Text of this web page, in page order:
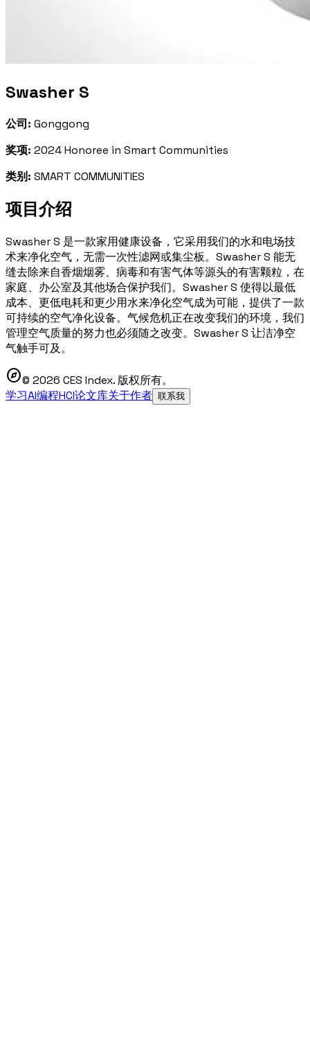
Swasher S
公司: Gonggong
奖项: 2024 Honoree in Smart Communities
类别: SMART COMMUNITIES
项目介绍
Swasher S 是一款家用健康设备，它采用我们的水和电场技
术来净化空气，无需一次性滤网或集尘板。Swasher S 能无
缝去除来自香烟烟雾、病毒和有害气体等源头的有害颗粒，在
家庭、办公室及其他场合保护我们。Swasher S 使得以最低
成本、更低电耗和更少用水来净化空气成为可能，提供了一款
可持续的空气净化设备。气候危机正在改变我们的环境，我们
管理空气质量的努力也必须随之改变。Swasher S 让洁净空
气触手可及。
explore© 2026 CES Index. 版权所有。
学习AI编程HCI论文库关于作者 联系我